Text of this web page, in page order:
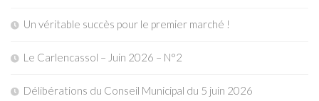
Un véritable succès pour le premier marché !
Le Carlencassol – Juin 2026 – N°2
Délibérations du Conseil Municipal du 5 juin 2026